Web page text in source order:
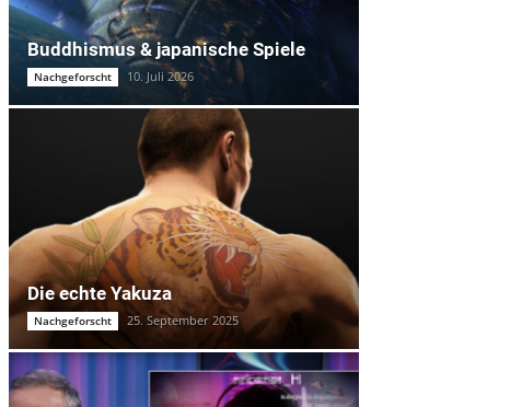
Buddhismus & japanische Spiele
Nachgeforscht 10. Juli 2026
Die echte Yakuza
Nachgeforscht 25. September 2025